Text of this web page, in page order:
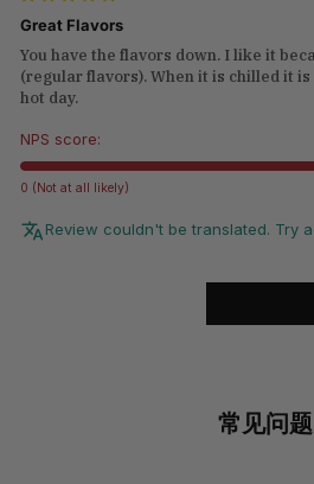
Great Flavors
You have the flavors down. I like it
(regular flavors). When it is chilled it
hot day.
NPS score:
0 (Not at all likely)
Review couldn't be translated. Try
常见问题